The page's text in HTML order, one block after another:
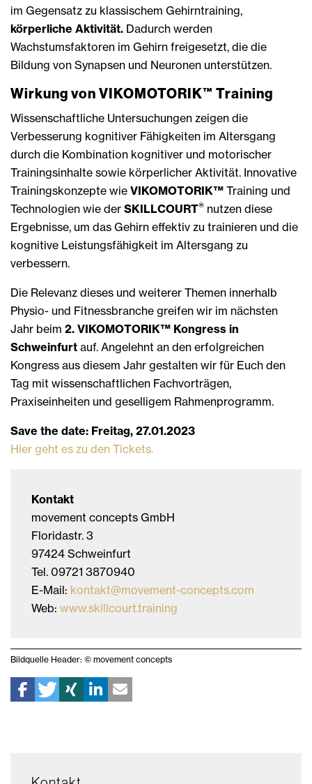
im Gegensatz zu klassischem Gehirntraining,
körperliche Aktivität. Dadurch werden
Wachstumsfaktoren im Gehirn freigesetzt, die die
Bildung von Synapsen und Neuronen unterstützen.
Wirkung von VIKOMOTORIK™ Training
Wissenschaftliche Untersuchungen zeigen die
Verbesserung kognitiver Fähigkeiten im Altersgang
durch die Kombination kognitiver und motorischer
Trainingsinhalte sowie körperlicher Aktivität. Innovative
Trainingskonzepte wie VIKOMOTORIK™ Training und
Technologien wie der SKILLCOURT® nutzen diese
Ergebnisse, um das Gehirn effektiv zu trainieren und die
kognitive Leistungsfähigkeit im Altersgang zu
verbessern.
Die Relevanz dieses und weiterer Themen innerhalb
Physio- und Fitnessbranche greifen wir im nächsten
Jahr beim 2. VIKOMOTORIK™ Kongress in
Schweinfurt auf. Angelehnt an den erfolgreichen
Kongress aus diesem Jahr gestalten wir für Euch den
Tag mit wissenschaftlichen Fachvorträgen,
Praxiseinheiten und geselligem Rahmenprogramm.
Save the date: Freitag, 27.01.2023
Hier geht es zu den Tickets.
Kontakt
movement concepts GmbH
Floridastr. 3
97424 Schweinfurt
Tel. 09721 3870940
E-Mail: kontakt@movement-concepts.com
Web: www.skillcourt.training
Bildquelle Header: © movement concepts